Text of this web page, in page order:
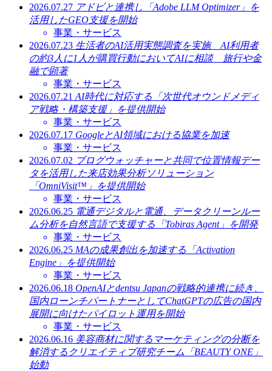
2026.07.27 アドビと連携し「Adobe LLM Optimizer」を
活用したGEO支援を開始
事業・サービス
2026.07.23 生活者のAI活用実態調査を実施 AI利用者
の約3人に1人が購買行動においてAIに相談 旅行や金
融で顕著
事業・サービス
2026.07.21 AI時代に対応する「次世代オウンドメディ
ア戦略・構築支援」を提供開始
事業・サービス
2026.07.17 GoogleとAI領域における協業を加速
事業・サービス
2026.07.02 ブログウォッチャーと共同で位置情報デー
タを活用した来店効果分析ソリューション
「OmniVisit™」を提供開始
事業・サービス
2026.06.25 電通デジタルと電通、データクリーンルー
ム分析を自然言語で支援する「Tobiras Agent」を開発
事業・サービス
2026.06.25 MAの成果創出を加速する「Activation
Engine」を提供開始
事業・サービス
2026.06.18 OpenAIとdentsu Japanの戦略的連携に続き、
国内ローンチパートナーとしてChatGPTの広告の国内
展開に向けたパイロット運用を開始
事業・サービス
2026.06.16 美容商材に関するマーケティングの分断を
解消するクリエイティブ研究チーム「BEAUTY ONE」
始動